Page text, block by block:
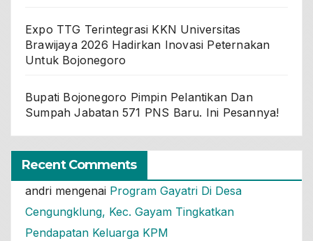
Expo TTG Terintegrasi KKN Universitas
Brawijaya 2026 Hadirkan Inovasi Peternakan
Untuk Bojonegoro
Bupati Bojonegoro Pimpin Pelantikan Dan
Sumpah Jabatan 571 PNS Baru. Ini Pesannya!
Recent Comments
andri mengenai Program Gayatri Di Desa
Cengungklung, Kec. Gayam Tingkatkan
Pendapatan Keluarga KPM